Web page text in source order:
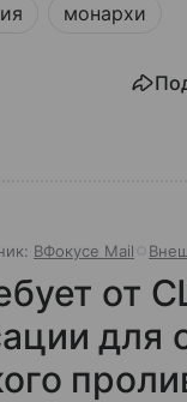
монархи
ВФокусе Mail
от
для